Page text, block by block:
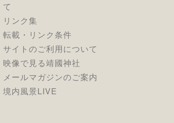
て
リンク集
転載・リンク条件
サイトのご利用について
映像で見る靖國神社
メールマガジンのご案内
境内風景LIVE